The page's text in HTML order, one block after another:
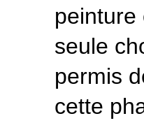
peinture
seule
permis
cette